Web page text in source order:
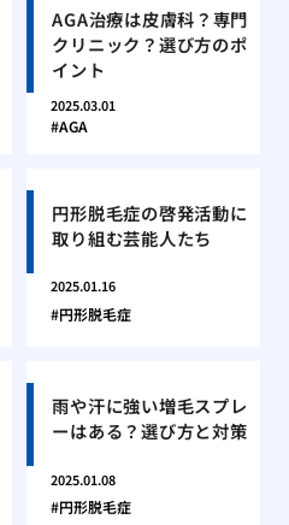
AGA治療は皮膚科？専門
クリニック？選び方のポ
イント
2025.03.01
AGA
円形脱毛症の啓発活動に
取り組む芸能人たち
2025.01.16
円形脱毛症
雨や汗に強い増毛スプレ
ーはある？選び方と対策
2025.01.08
円形脱毛症